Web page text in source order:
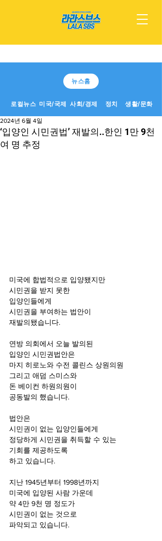
뉴스홈
로컬뉴스 미국/국제 사회/경제 정치 생활/문화
‘입양인 시민권법’ 재발의..한인 1만 9천
여 명 추정
2024년 6월 4일
미국에 합법적으로 입양됐지만
시민권을 받지 못한
입양인들에게
시민권을 부여하는 법안이
재발의됐습니다.
연방 의회에서 오늘 발의된
입양인 시민권법안은
마지 히로노와 수전 콜린스 상원의원
그리고 애덤 스미스와
돈 베이컨 하원의원이
공동발의 했습니다.
법안은
시민권이 없는 입양인들에게
정당하게 시민권을 취득할 수 있는
기회를 제공하도록
하고 있습니다.
지난 1945년부터 1998년까지
미국에 입양된 사람 가운데
약 4만 9천 명 정도가
시민권이 없는 것으로
파악되고 있습니다.